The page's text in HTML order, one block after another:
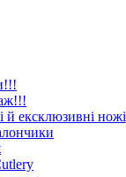
й ексклюзивні ножі